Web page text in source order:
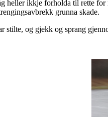
heller ikkje forholda til rette for
grunna skade.
stilte, og gjekk og sprang